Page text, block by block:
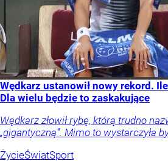
Wędkarz ustanowił nowy rekord.
Dla wielu będzie to zaskakujące
Wędkarz złowił rybę, którą trudno
„gigantyczną”. Mimo to wystarczyła
ŻycieŚwiatSport